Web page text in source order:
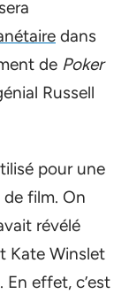
dans
de Poker
Russell
pour une
film. On
révélé
Kate Winslet
. En effet, c’est